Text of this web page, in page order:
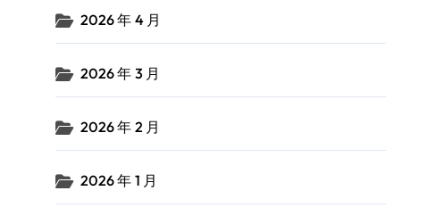
2026 年 4 月
2026 年 3 月
2026 年 2 月
2026 年 1 月